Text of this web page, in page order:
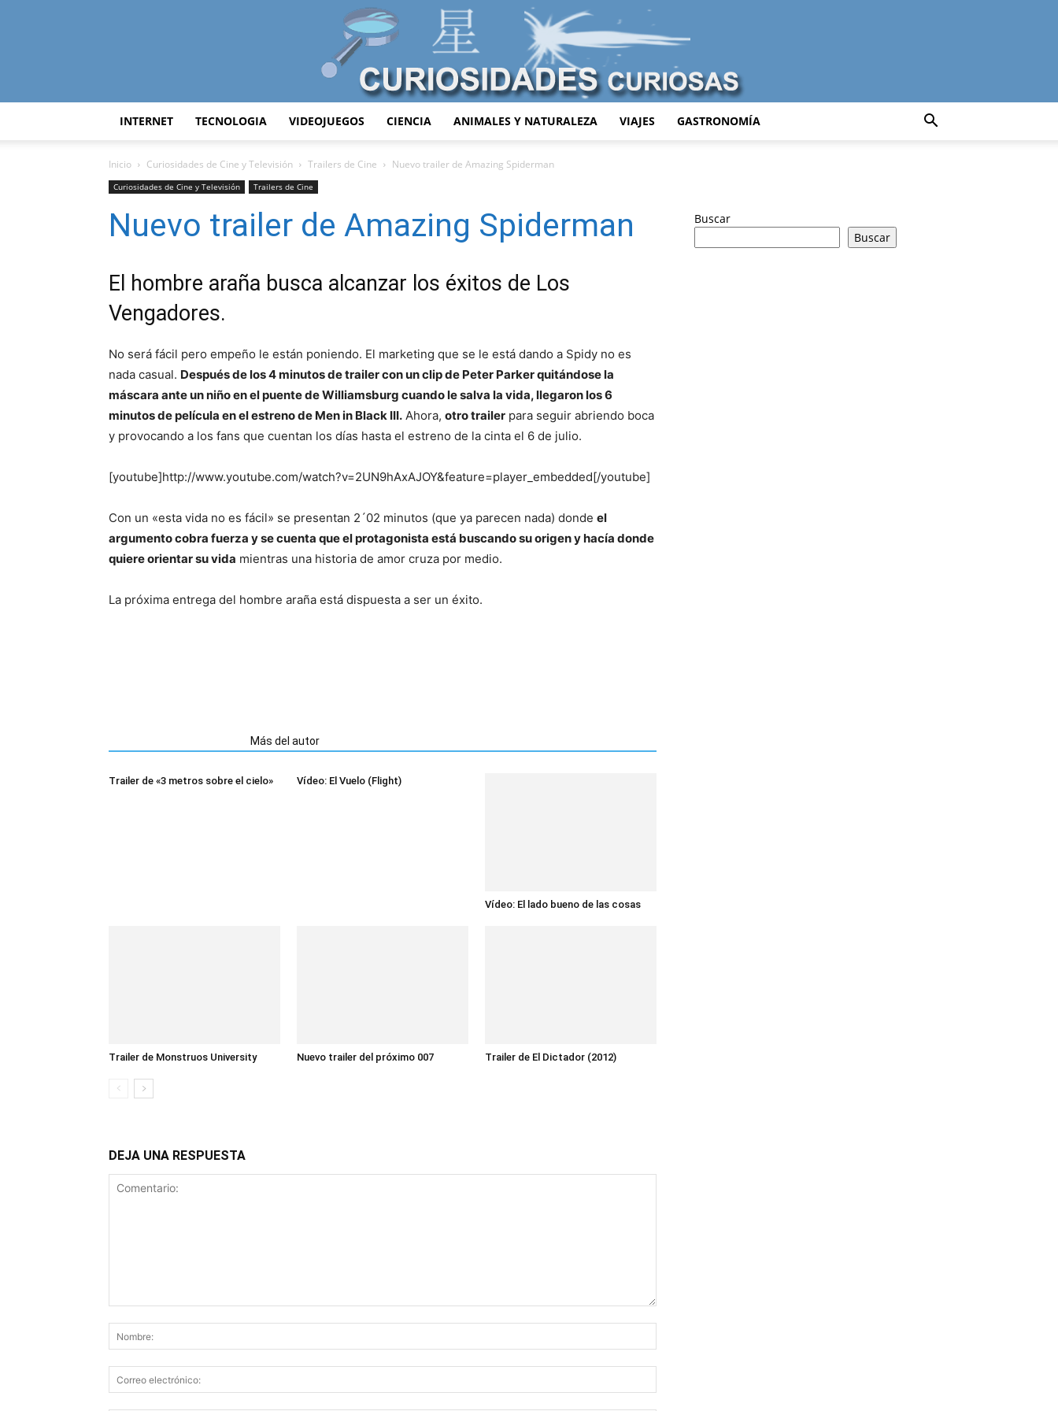
del
INTERNET TECNOLOGIA VIDEOJUEGOS CIENCIA ANIMALES Y NATURALEZA VIAJES GASTRONOMÍA
Inicio Curiosidades de Cine y Televisión Trailers de Cine Nuevo trailer de Amazing Spiderman
Curiosidades de Cine y Televisión Trailers de Cine
Nuevo trailer de Amazing Spiderman
El hombre araña busca alcanzar los éxitos de Los
Vengadores.
No será fácil pero empeño le están poniendo. El marketing que se le está dando a Spidy no es
nada casual. Después de los 4 minutos de trailer con un clip de Peter Parker quitándose la
máscara ante un niño en el puente de Williamsburg cuando le salva la vida, llegaron los 6
minutos de película en el estreno de Men in Black III. Ahora, otro trailer para seguir abriendo boca
y provocando a los fans que cuentan los días hasta el estreno de la cinta el 6 de julio.
[youtube]http://www.youtube.com/watch?v=2UN9hAxAJOY&feature=player_embedded[/youtube]
Con un «esta vida no es fácil» se presentan 2´02 minutos (que ya parecen nada) donde el
argumento cobra fuerza y se cuenta que el protagonista está buscando su origen y hacía donde
quiere orientar su vida mientras una historia de amor cruza por medio.
La próxima entrega del hombre araña está dispuesta a ser un éxito.
Más del autor
Trailer de «3 metros sobre el cielo» Vídeo: El Vuelo (Flight)
Vídeo: El lado bueno de las cosas
Trailer de Monstruos University Nuevo trailer del próximo 007 Trailer de El Dictador (2012)
DEJA UNA RESPUESTA
Buscar
Buscar